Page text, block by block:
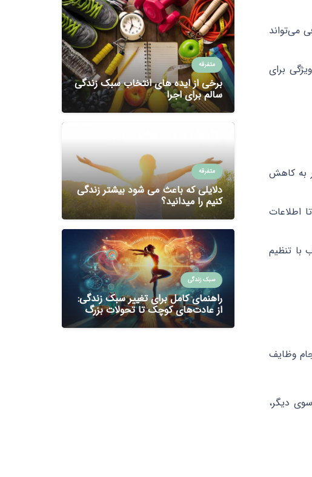
می‌تواند
برای
به کاهش
اطلاعات
با تنظیم
وظایف
دیگر،
متفرقه
برخی از ایده های انتخاب سبک زندگی
سالم برای اجرا
متفرقه
دلایلی که باعث می شود بیشتر زندگی
کنیم را میدانید؟
سبک زندگی
راهنمای کامل برای تغییر سبک زندگی:
از عادت‌های کوچک تا تحولات بزرگ